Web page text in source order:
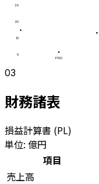
0
10
20
30
FY20
03
財務諸表
損益計算書 (PL)
単位: 億円
項目
売上高